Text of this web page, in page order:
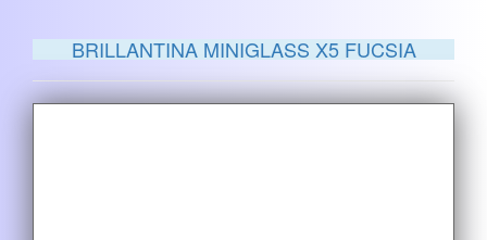
BRILLANTINA MINIGLASS X5 FUCSIA